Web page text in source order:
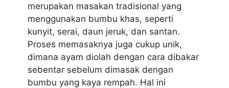
merupakan masakan tradisional yang
menggunakan bumbu khas, seperti
kunyit, serai, daun jeruk, dan santan.
Proses memasaknya juga cukup unik,
dimana ayam diolah dengan cara dibakar
sebentar sebelum dimasak dengan
bumbu yang kaya rempah. Hal ini